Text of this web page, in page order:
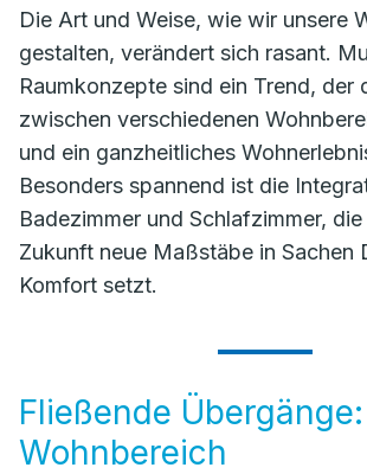
Die Art und Weise, wie wir unsere
gestalten, verändert sich rasant.
Raumkonzepte sind ein Trend, der
zwischen verschiedenen
und ein ganzheitliches
Besonders spannend ist die
Badezimmer und Schlafzimmer,
Zukunft neue Maßstäbe in Sachen
Komfort setzt.
Fließende
Wohnbereich